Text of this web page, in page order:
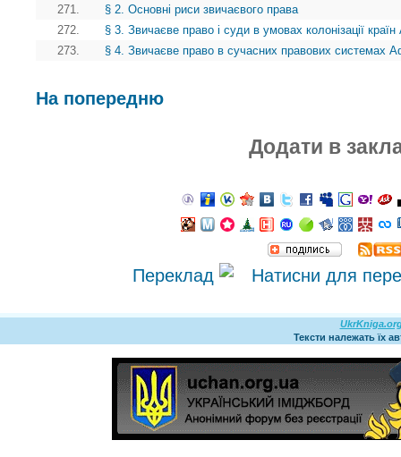
271.
§ 2. Основні риси звичаєвого права
272.
§ 3. Звичаєве право і суди в умовах колонізації
273.
§ 4. Звичаєве право в сучасних правових системах
На попередню
Додати в
Переклад
Тексти належать їх